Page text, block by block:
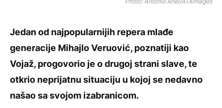
Jedan od najpopularnijih repera mlađe
generacije Mihajlo Veruović, poznatiji kao
Vojaž, progovorio je o drugoj strani slave, te
otkrio neprijatnu situaciju u kojoj se nedavno
našao sa svojom izabranicom.